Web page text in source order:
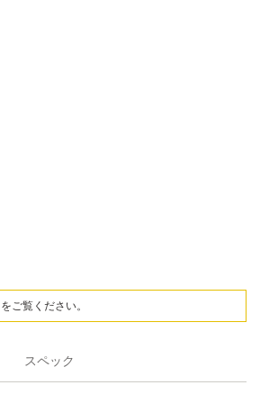
をご覧ください。
スペック